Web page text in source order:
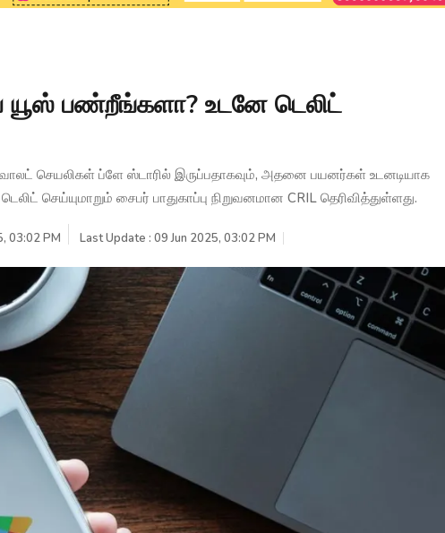
பண்றீங்களா? உடனே டெலிட்
செயலிகள் ப்ளே ஸ்டாரில் இருப்பதாகவும், அதனை பயனர்கள் உடனடியாக
செய்யுமாறும் சைபர் பாதுகாப்பு நிறுவனமான CRIL தெரிவித்துள்ளது.
03:02 PM Last Update : 09 Jun 2025, 03:02 PM